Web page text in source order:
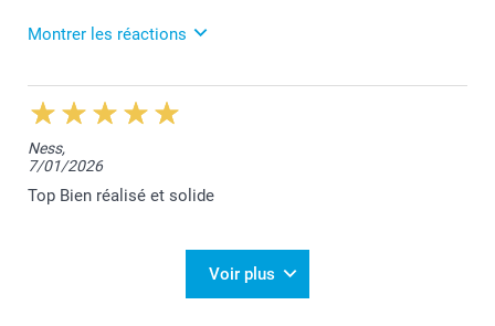
Montrer les réactions
3/03/2026
12:44
Nous vous remercions sincèrement pour votre
expérience ait répondu à vos attentes Elodie.
Nous restons à votre entière disposition,
Ness,
7/01/2026
Top Bien réalisé et solide
Voir plus